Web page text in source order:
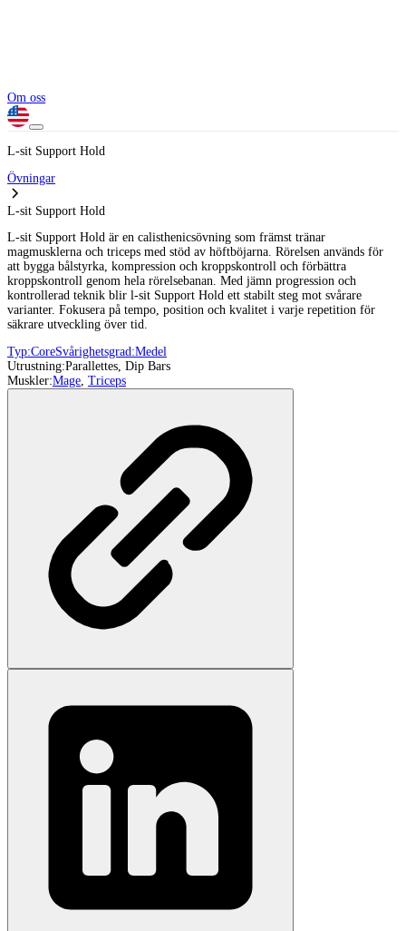
Om oss
L-sit Support Hold
Övningar
L-sit Support Hold
L-sit Support Hold är en calisthenicsövning som främst tränar
magmusklerna och triceps med stöd av höftböjarna. Rörelsen används för
att bygga bålstyrka, kompression och kroppskontroll och förbättra
kroppskontroll genom hela rörelsebanan. Med jämn progression och
kontrollerad teknik blir l-sit Support Hold ett stabilt steg mot svårare
varianter. Fokusera på tempo, position och kvalitet i varje repetition för
säkrare utveckling över tid.
Typ:CoreSvårighetsgrad:Medel
Utrustning:Parallettes, Dip Bars
Muskler:Mage, Triceps